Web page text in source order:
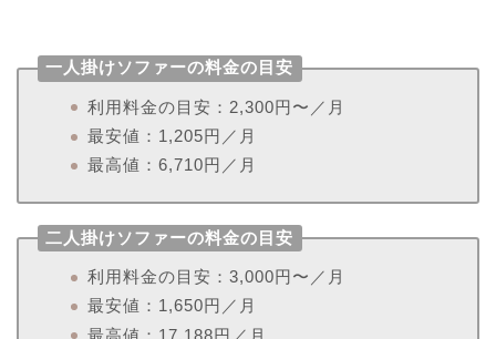
一人掛けソファーの料金の目安
利用料金の目安：2,300円〜／月
最安値：1,205円／月
最高値：6,710円／月
二人掛けソファーの料金の目安
利用料金の目安：3,000円〜／月
最安値：1,650円／月
最高値：17,188円／月